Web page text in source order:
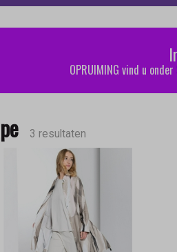
OPRUIMING vind u
3 resultaten